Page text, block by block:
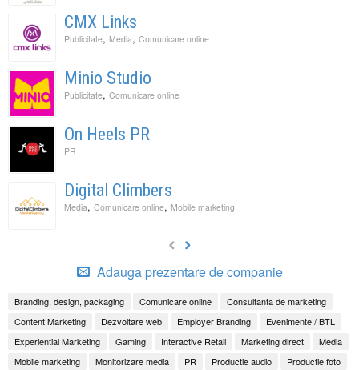
CMX Links
Publicitate, Media, Comunicare online
Minio Studio
Publicitate, Comunicare online
On Heels PR
PR
Digital Climbers
Media, Comunicare online, Mobile marketing
Adauga prezentare de companie
Branding, design, packaging Comunicare online
Consultanta de marketing
Content Marketing
Dezvoltare web Employer Branding
Evenimente / BTL
Experiential Marketing
Gaming Interactive Retail Marketing direct
Media
Mobile marketing
Monitorizare media PR Productie audio Productie foto